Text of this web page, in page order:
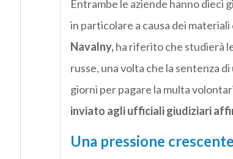
Entrambe le aziende hanno dieci
in particolare a causa dei materiali
Navalny,ha riferito che studierà
russe, una volta che la sentenza
giorni per pagare la multa
inviato agli ufficiali giudiziari
Una pressione crescente